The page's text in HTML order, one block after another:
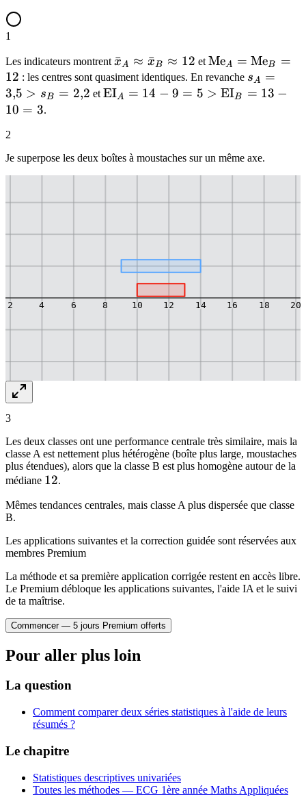
1
Les indicateurs montrent
12
x
ˉ A ≈ x
ˉ B ≈ 12 et MeA = MeB
=
12 : les centres sont quasiment identiques. En revanche s A
=
3,5 > s B = 2,2 et \mathrm{EI}_A=14-
EIA = 14 − 9 = 5 > EIB = 13 −
10 = 3.
2
Je superpose les deux boîtes à moustaches sur un même axe.
2 4 6 8 10 12 14 16 18 20
3
Les deux classes ont une performance centrale très similaire, mais la
classe A est nettement plus hétérogène (boîte plus large, moustaches
plus étendues), alors que la classe B est plus homogène autour de la
médiane 12
12.
Mêmes tendances centrales, mais classe A plus dispersée que classe
B.
Les applications suivantes et la correction guidée sont réservées aux
membres Premium
La méthode et sa première application corrigée restent en accès libre.
Le Premium débloque les applications suivantes, l'aide IA et le suivi
de ta maîtrise.
Commencer — 5 jours Premium offerts
Pour aller plus loin
La question
Comment comparer deux séries statistiques à l'aide de leurs
résumés ?
Le chapitre
Statistiques descriptives univariées
Toutes les méthodes — ECG 1ère année Maths Appliquées